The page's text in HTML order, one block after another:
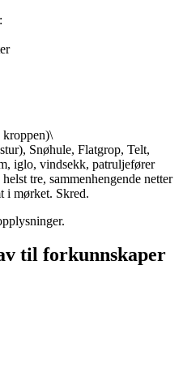
kroppen)\
Snøhule, Flatgrop, Telt,
iglo, vindsekk, patruljefører
tre, sammenhengende netter
i mørket. Skred.
til forkunnskaper